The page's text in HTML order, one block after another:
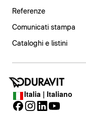
Referenze
Comunicati stampa
Cataloghi e listini
Italia | Italiano